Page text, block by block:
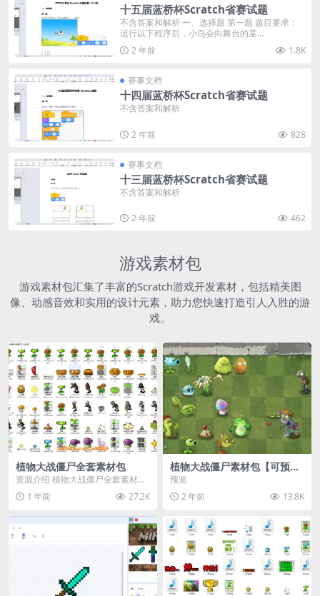
十五届蓝桥杯Scratch省赛试题
不含答案和解析 一、选择题 第一题 题目要求：
运行以下程序后，小鸟会向舞台的某...
2 年前
1.8K
赛事文档
十四届蓝桥杯Scratch省赛试题
不含答案和解析
2 年前 828
赛事文档
十三届蓝桥杯Scratch省赛试题
不含答案和解析
2 年前 462
游戏素材包
游戏素材包汇集了丰富的Scratch游戏开发素材，包括精美图
像、动感音效和实用的设计元素，助力您快速打造引人入胜的游
戏。
植物大战僵尸全套素材包
资源介绍 植物大战僵尸全套素材
包，包含227个丰富多样的素材，
涵盖角色、背景、动...
1 年前 27.2K
植物大战僵尸素材包【可预
览】
预览
2 年前
13.8K